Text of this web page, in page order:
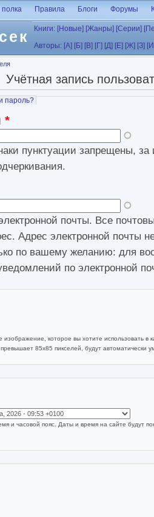
Правила Блоги Форумы
Книги: [Новые] [Жанры] [Серии]
Авторы: [А] [Б] [В] [Г] [Д] [Е] [Ж] [З]
Учётная запись
пароль?
*
пунктуации запрещены, за
почты. Все
Адрес электронной почты
по вашему желанию: для
по электронной
которое вы хотите использовать в
85x85 пикселей, будут автоматически
и часовой пояс. Даты и время на сайте будут